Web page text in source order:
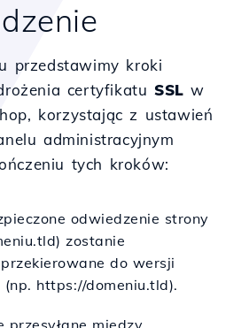
przedstawimy kroki
certyfikatu SSL w
korzystając z ustawień
administracyjnym
tych kroków:
odwiedzenie strony
zostanie
do wersji
https://domeniu.tld).
przesyłane między